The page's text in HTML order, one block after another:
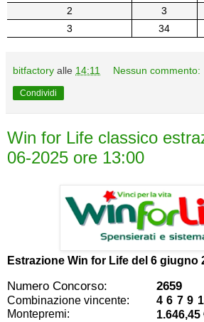
2
3
3
34
bitfactory alle 14:11 Nessun commento:
Condividi
Win for Life classico
06-2025 ore 13:00
Estrazione Win for Life del 6 giugno
Numero Concorso: 2659
Combinazione vincente:
4 6 7 9
Montepremi:
1.646,45